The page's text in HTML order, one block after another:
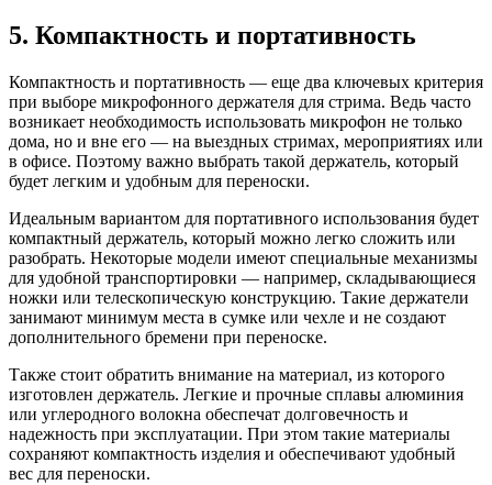
5. Компактность и портативность
Компактность и портативность — еще два ключевых критерия
при выборе микрофонного держателя для стрима. Ведь часто
возникает необходимость использовать микрофон не только
дома, но и вне его — на выездных стримах, мероприятиях или
в офисе. Поэтому важно выбрать такой держатель, который
будет легким и удобным для переноски.
Идеальным вариантом для портативного использования будет
компактный держатель, который можно легко сложить или
разобрать. Некоторые модели имеют специальные механизмы
для удобной транспортировки — например, складывающиеся
ножки или телескопическую конструкцию. Такие держатели
занимают минимум места в сумке или чехле и не создают
дополнительного бремени при переноске.
Также стоит обратить внимание на материал, из которого
изготовлен держатель. Легкие и прочные сплавы алюминия
или углеродного волокна обеспечат долговечность и
надежность при эксплуатации. При этом такие материалы
сохраняют компактность изделия и обеспечивают удобный
вес для переноски.